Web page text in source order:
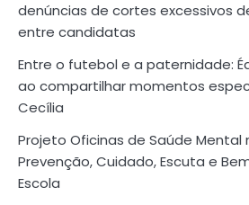
denúncias de cortes excessivos
entre candidatas
Entre o futebol e a paternidade:
ao compartilhar momentos
Cecília
Projeto Oficinas de Saúde Mental
Prevenção, Cuidado, Escuta e
Escola